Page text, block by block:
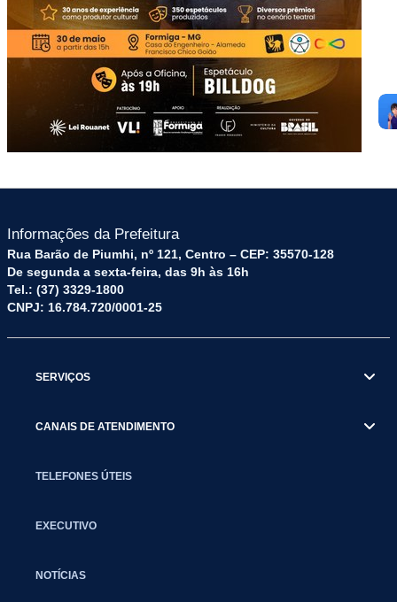
Informações da Prefeitura
Rua Barão de Piumhi, nº 121, Centro – CEP: 35570-128
De segunda a sexta-feira, das 9h às 16h
Tel.: (37) 3329-1800
CNPJ: 16.784.720/0001-25
SERVIÇOS
CANAIS DE ATENDIMENTO
TELEFONES ÚTEIS
EXECUTIVO
NOTÍCIAS